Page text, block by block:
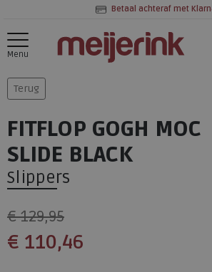
Betaal achteraf met
Menu
Terug
FITFLOP GOGH MOC
SLIDE BLACK
Slippers
€ 129,95
€ 110,46